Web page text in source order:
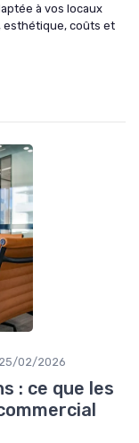
à vos locaux
esthétique, coûts et
25/02/2026
: ce que les